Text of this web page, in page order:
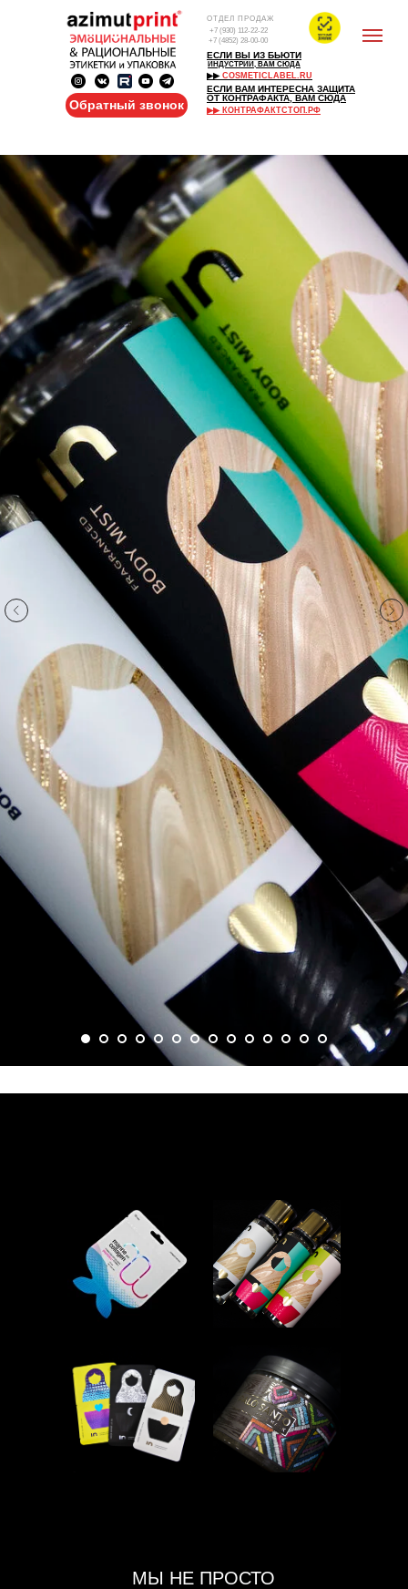
+7 (4852) 28-00-00
Обратный звонок
+7 (930) 112-22-22
ОТДЕЛ ПРОДАЖ
ИНДУСТРИИ, ВАМ СЮДА
ЕСЛИ ВЫ ИЗ БЬЮТИ
▶▶ COSMETICLABEL.RU
ЕСЛИ ВАМ ИНТЕРЕСНА ЗАЩИТА
ОТ КОНТРАФАКТА, ВАМ СЮДА
▶▶ КОНТРАФАКТСТОП.РФ
МЫ НЕ ПРОСТО